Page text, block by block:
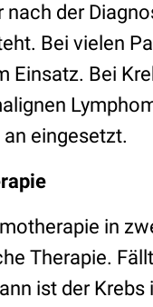
der
Bei vielen
Einsatz. Bei
eingesetzt.
in
Therapie.
ist der